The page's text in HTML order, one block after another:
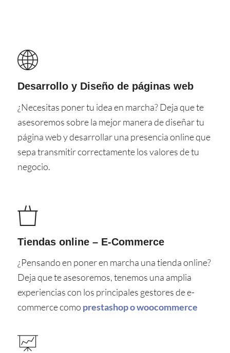
Desarrollo y Diseño de páginas web
¿Necesitas poner tu idea en marcha? Deja que te
asesoremos sobre la mejor manera de diseñar tu
página web y desarrollar una presencia online que
sepa transmitir correctamente los valores de tu
negocio.
Tiendas online – E-Commerce
¿Pensando en poner en marcha una tienda online?
Deja que te asesoremos, tenemos una amplia
experiencias con los principales gestores de e-
commerce como prestashop o woocommerce